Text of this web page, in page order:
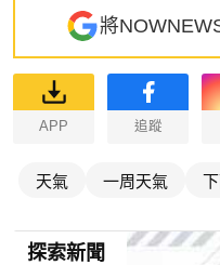
將
APP 追蹤
天氣 一周天氣
探索新聞